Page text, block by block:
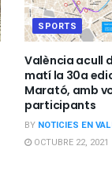
SPORTS
València acull
matí la 30a
Marató, amb
participants
BY NOTICIES EN
OCTUBRE 22, 2021